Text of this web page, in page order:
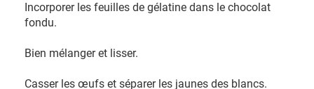
Incorporer les feuilles de gélatine dans le chocolat
fondu.
Bien mélanger et lisser.
Casser les œufs et séparer les jaunes des blancs.